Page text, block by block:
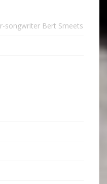
songwriter Bert Smeets